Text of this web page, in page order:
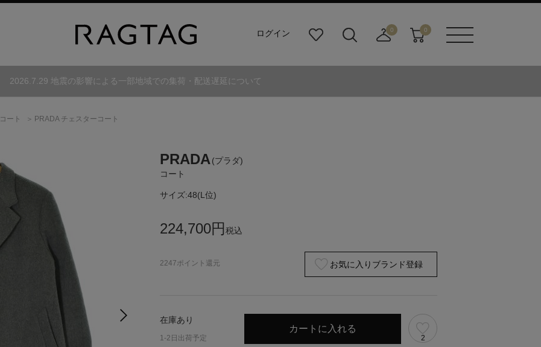
ログイン
り
ダ
0
寄
0
2026.7.29 地震の影響による一部地域での集荷・配送遅延について
コート PRADA チェスターコート
PRADA (プラダ)
コート
サイズ:48(L位)
224,700円 税込
2247ポイント還元 お気に入りブランド登録
在庫あり
1-2日出荷予定 2